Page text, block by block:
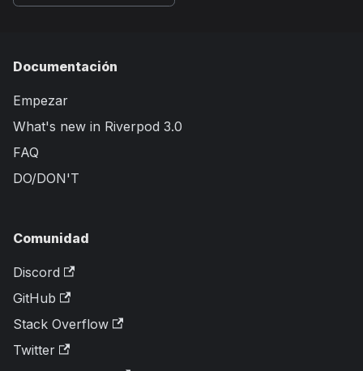
Documentación
Empezar
What's new in Riverpod 3.0
FAQ
DO/DON'T
Comunidad
Discord
GitHub
Stack Overflow
Twitter